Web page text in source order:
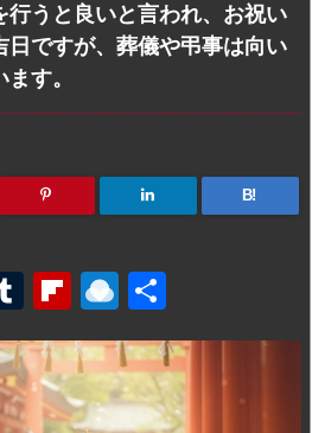
行うと良いと言われ、お祝い
日ですが、葬儀や弔事は向い
す。
B!
T
u
m
bl
Fl
ip
b
o
R
ai
n
dr
有